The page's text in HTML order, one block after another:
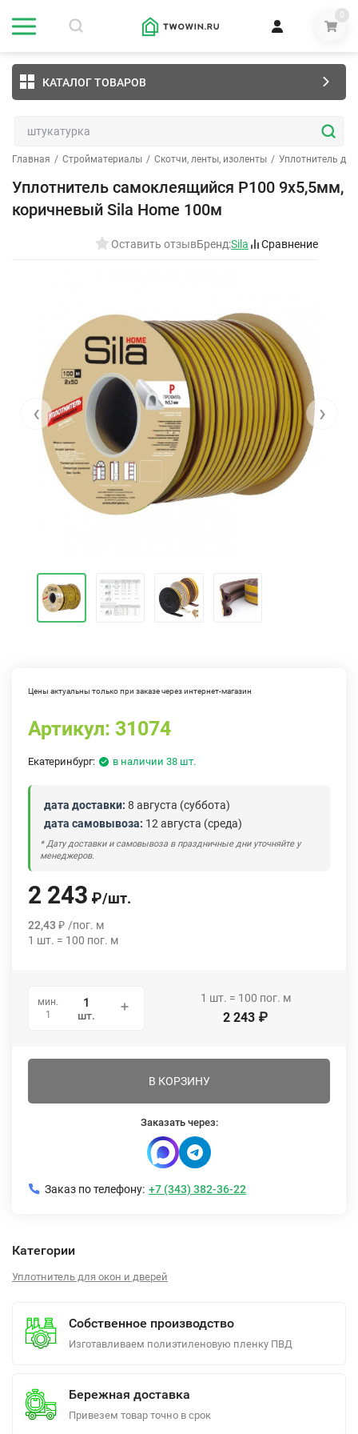
0
КАТАЛОГ ТОВАРОВ
Главная / Стройматериалы / Скотчи, ленты, изоленты / Уплотнитель
Уплотнитель самоклеящийся Р100 9х5,5мм,
коричневый Sila Home 100м
Оставить отзывБренд:Sila Сравнение
‹ ›
Цены актуальны только при заказе через интернет-магазин
Артикул: 31074
Екатеринбург: в наличии 38 шт.
дата доставки: 8 августа (суббота)
дата самовывоза: 12 августа (среда)
* Дату доставки и самовывоза в праздничные дни уточняйте у
менеджеров.
2 243 ₽/шт.
22,43 ₽ /пог. м
1 шт. = 100 пог. м
мин.
1
шт.
1 шт. = 100 пог. м
2 243 ₽
В КОРЗИНУ
Заказать через:
Заказ по телефону: +7 (343) 382-36-22
Категории
Уплотнитель для окон и дверей
Собственное производство
Изготавливаем полиэтиленовую пленку ПВД
Бережная доставка
Привезем товар точно в срок